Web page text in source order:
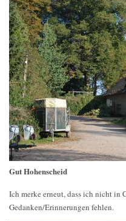
Gut Hohenscheid
Ich merke erneut, dass ich nicht in
Gedanken/Erinnerungen fehlen.